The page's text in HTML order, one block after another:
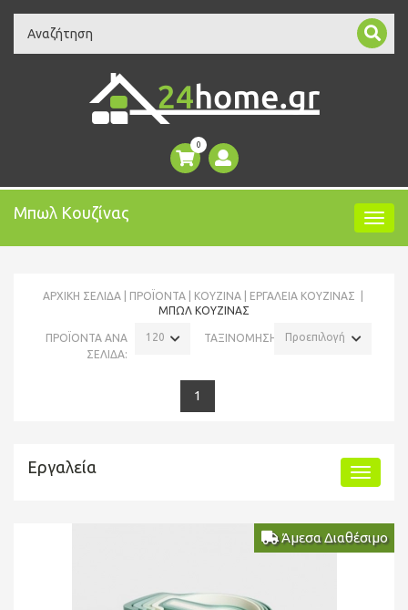
Search
0
Μπωλ Κουζίνας
ΑΡΧΙΚΉ ΣΕΛΊΔΑ ΠΡΟΪΌΝΤΑ ΚΟΥΖΙΝΑ
ΕΡΓΑΛΕΊΑ ΚΟΥΖΊΝΑΣ
ΜΠΩΛ ΚΟΥΖΊΝΑΣ
ΠΡΟΪΟΝΤΑ ΑΝΑ
ΣΕΛΙΔΑ:
120 ΤΑΞΙΝΟΜΗΣΗ: Προεπιλογή
1
Εργαλεία
Άμεσα Διαθέσιμο